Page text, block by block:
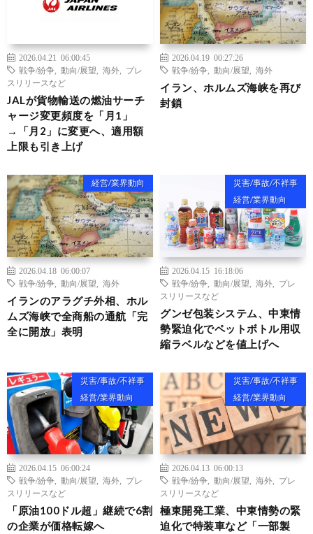
2026.04.21 06:00:45
戦争/紛争
動向/展望 海外
プレ
スリリースなど
JALが貨物輸送の燃油サーチ
ャージ変更頻度を「月1」
→「月2」に変更へ、適用額
上限も引き上げ
2026.04.19 00:27:26
戦争/紛争
動向/展望 海外
イラン、ホルムズ海峡を再び
封鎖
経営/業界動向
2026.04.18 06:00:07
戦争/紛争
動向/展望 海外
イランのアラグチ外相、ホル
ムズ海峡で全商船の通航「完
全に開放」表明
災害/事故/不祥事
経営/業界動向
2026.04.15 16:18:06
戦争/紛争
動向/展望 海外
プレ
スリリースなど
グンゼ包装システム、中東情
勢緊迫化でペットボトル用収
縮ラベルなどを値上げへ
災害/事故/不祥事
経営/業界動向
2026.04.15 06:00:24
戦争/紛争
動向/展望 海外
プレ
スリリースなど
「原油100ドル超」継続で6割
の企業が価格転嫁へ
災害/事故/不祥事
経営/業界動向
2026.04.13 06:00:13
戦争/紛争
動向/展望 海外
プレ
スリリースなど
極東開発工業、中東情勢の緊
迫化で特装車など「一部製